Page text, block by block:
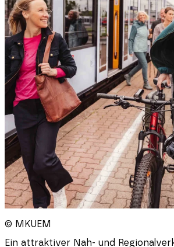
© MKUEM
Ein attraktiver Nah- und